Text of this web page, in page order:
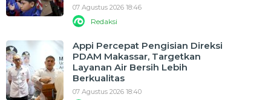
07 Agustus 2026 18:46
Redaksi
Appi Percepat Pengisian Direksi
PDAM Makassar, Targetkan
Layanan Air Bersih Lebih
Berkualitas
07 Agustus 2026 18:40